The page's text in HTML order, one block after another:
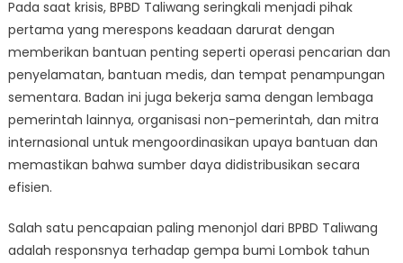
Pada saat krisis, BPBD Taliwang seringkali menjadi pihak
pertama yang merespons keadaan darurat dengan
memberikan bantuan penting seperti operasi pencarian dan
penyelamatan, bantuan medis, dan tempat penampungan
sementara. Badan ini juga bekerja sama dengan lembaga
pemerintah lainnya, organisasi non-pemerintah, dan mitra
internasional untuk mengoordinasikan upaya bantuan dan
memastikan bahwa sumber daya didistribusikan secara
efisien.
Salah satu pencapaian paling menonjol dari BPBD Taliwang
adalah responsnya terhadap gempa bumi Lombok tahun